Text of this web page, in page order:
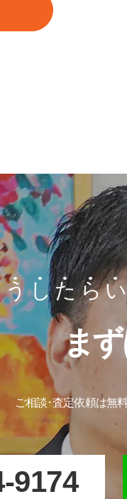
うした らい
ま
ご相談･査定依頼は無
9174